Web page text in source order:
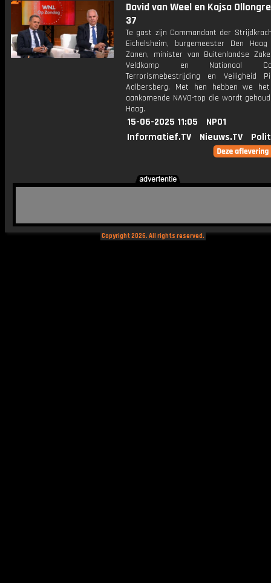
David van Weel en Kajsa
37
Te gast zijn Commandant der
Eichelsheim, burgemeester Den
Zanen, minister van Buitenlandse
Veldkamp en Nationaal
Terrorismebestrijding en Veiligheid
Aalbersberg. Met hen hebben we
aankomende NAVO-top die wordt
Haag.
15-06-2025 11:05
NPO1
Informatief.TV
Nieuws.TV
Copyright 2026. All rights reserved.